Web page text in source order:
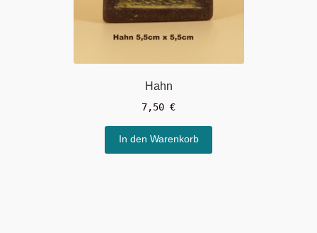
Hahn
7,50 €
In den Warenkorb